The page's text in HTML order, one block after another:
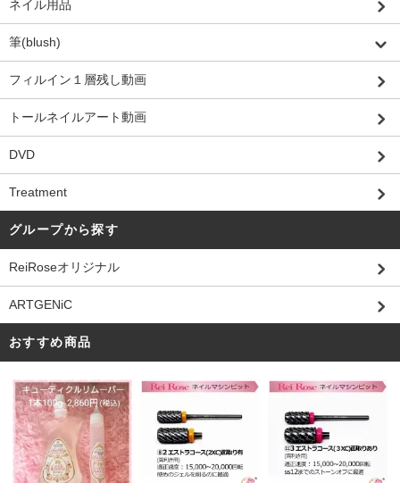
ネイル用品
筆(blush)
フィルイン１層残し動画
トールネイルアート動画
DVD
Treatment
グループから探す
ReiRoseオリジナル
ARTGENiC
おすすめ商品